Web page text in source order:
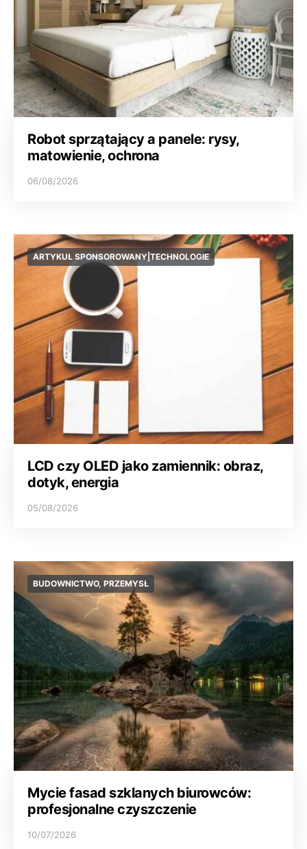
Robot sprzątający a panele: rysy,
matowienie, ochrona
06/08/2026
ARTYKUŁ SPONSOROWANY|TECHNOLOGIE
LCD czy OLED jako zamiennik: obraz,
dotyk, energia
05/08/2026
BUDOWNICTWO, PRZEMYSŁ
Mycie fasad szklanych biurowców:
profesjonalne czyszczenie
10/07/2026